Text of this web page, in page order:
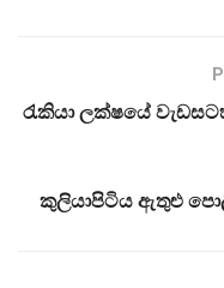
රැකියා ලක්ෂයේ
කුලියාපිටිය ඇතුළු